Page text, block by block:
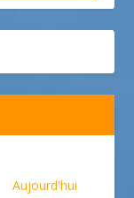
Aujourd'hui